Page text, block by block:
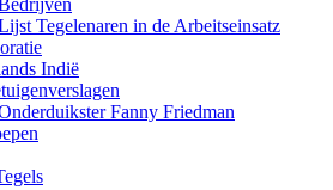
Tegelenaren in de Arbeitseinsatz
Indië
Fanny Friedman